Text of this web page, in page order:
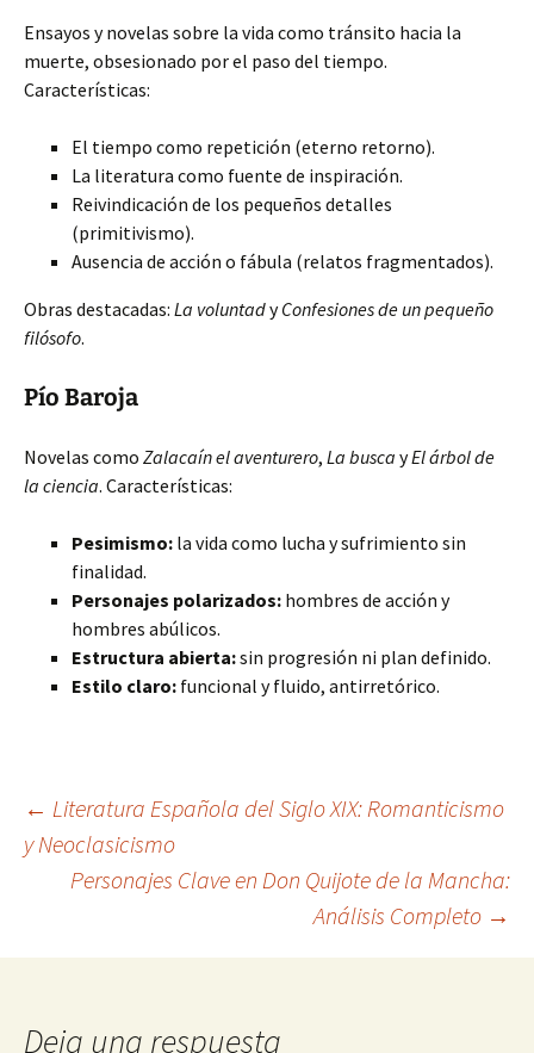
Ensayos y novelas sobre la vida como tránsito hacia la
muerte, obsesionado por el paso del tiempo.
Características:
El tiempo como repetición (eterno retorno).
La literatura como fuente de inspiración.
Reivindicación de los pequeños detalles
(primitivismo).
Ausencia de acción o fábula (relatos fragmentados).
Obras destacadas: La voluntadyConfesiones de un pequeño
filósofo.
Pío Baroja
Novelas como Zalacaín el aventurero, La busca yEl árbol de
la ciencia. Características:
Pesimismo: la vida como lucha y sufrimiento sin
finalidad.
Personajes polarizados: hombres de acción y
hombres abúlicos.
Estructura abierta:sin progresión ni plan definido.
Estilo claro: funcional y fluido, antirretórico.
Navegación
entradas
← Literatura Española del Siglo XIX: Romanticismo
y Neoclasicismo
Personajes Clave en Don Quijote de la Mancha:
Análisis Completo →
Deja una respuesta